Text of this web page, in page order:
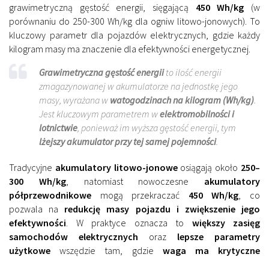
grawimetryczną gęstość energii, sięgającą 450 Wh/kg (w
porównaniu do 250-300 Wh/kg dla ogniw litowo-jonowych). To
kluczowy parametr dla pojazdów elektrycznych, gdzie każdy
kilogram masy ma znaczenie dla efektywności energetycznej.
Grawimetryczna gęstość energiito ilość energii
zmagazynowanej w akumulatorze na jednostkę jego
masy, wyrażana w watogodzinach na kilogram (Wh/kg).
Jest kluczowym parametrem welektromobilności i
lotnictwie , ponieważ im wyższa gęstość energii, tym
lżejszy akumulator przy tej samej pojemności.
Tradycyjne akumulatory litowo-jonoweosiągają około 250–
300 Wh/kg, natomiast nowoczesne akumulatory
półprzewodnikowe mogą przekraczać 450 Wh/kg , co
pozwala na redukcję masy pojazdu i zwiększenie jego
efektywności . W praktyce oznacza to większy zasięg
samochodów elektrycznych oraz lepsze parametry
użytkowe wszędzie tam, gdzie waga ma krytyczne